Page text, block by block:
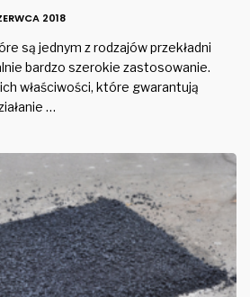
2018
są jednym z rodzajów przekładni
bardzo szerokie zastosowanie.
właściwości, które gwarantują
…